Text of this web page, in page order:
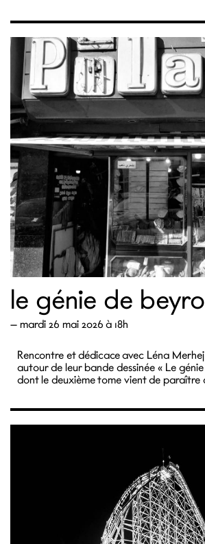
le génie de
— mardi 26 mai 2026 à 18h
Rencontre et dédicace avec Léna
autour de leur bande dessinée « Le
dont le deuxième tome vient de paraître